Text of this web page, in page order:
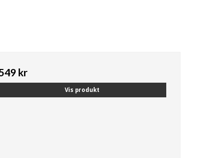
kr
Vis produkt